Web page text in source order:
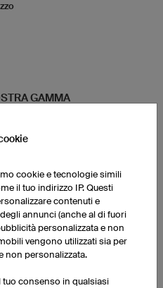
GAMMA
Pantaloncini da basket
Calze
cookie e tecnologie simili
il tuo indirizzo IP. Questi
contenuti e
annunci (anche al di fuori
personalizzata e non
vengono utilizzati sia per
non personalizzata.
tuo consenso in qualsiasi